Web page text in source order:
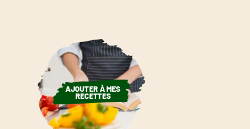
AJOUTER À MES
RECETTES